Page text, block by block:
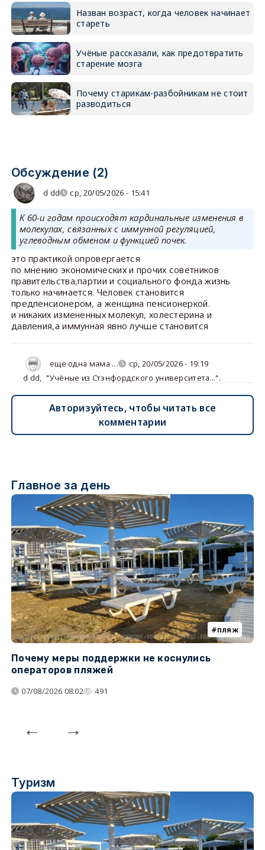
Назван возраст, когда человек начинает
стареть
Учёные рассказали, как предотвратить
старение мозга
Почему старикам-разбойникам не стоит
разводиться
Обсуждение (2)
d dd ср, 20/05/2026 - 15:41
К 60-и годам происходят кардинальные изменения в
молекулах, связанных с иммунной регуляцией,
углеводным обменом и функцией почек.
это практикой опровергается
по мнению экономических и прочих советников
правительства,партии и социального фонда жизнь
только начинается. Человек становится
предпенсионером, а женщина пенсионеркой.
и никаких измененных молекул, холестерина и
давления,а иммунная явно лучше становится
еще одна мама …
ср, 20/05/2026 - 19:19
d dd, "Учёные из Стэнфордского университета...".
Авторизуйтесь, чтобы читать все
комментарии
Главное за день
пляж
Почему меры поддержки не коснулись
операторов пляжей
07/08/2026 08:02 491
Туризм